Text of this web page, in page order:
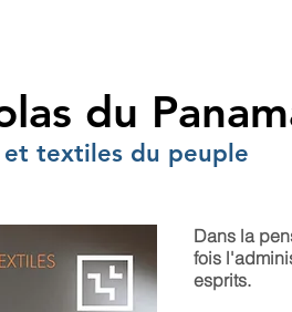
du
textiles du peuple
Dans la
fois
esprits.